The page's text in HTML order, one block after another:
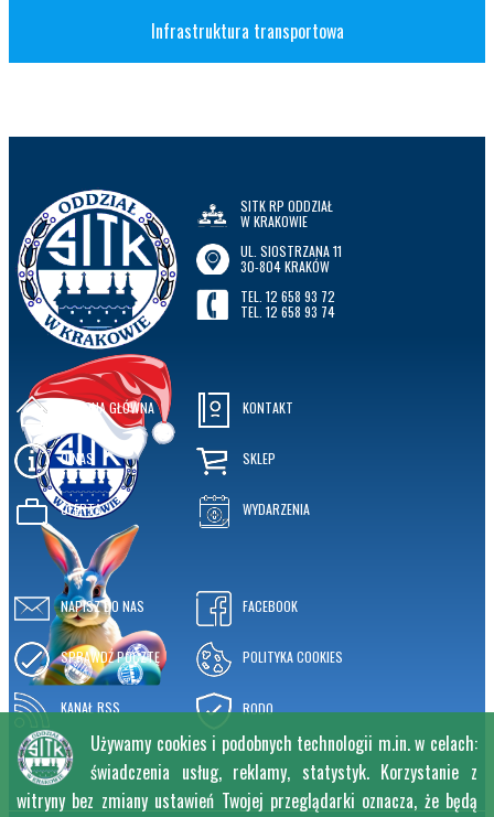
Infrastruktura transportowa
SITK RP ODDZIAŁ
W KRAKOWIE
UL. SIOSTRZANA 11
30-804 KRAKÓW
TEL. 12 658 93 72
TEL. 12 658 93 74
STRONA GŁÓWNA
O NAS
OFERTA
KONTAKT
SKLEP
WYDARZENIA
NAPISZ DO NAS
SPRAWDŹ POCZTĘ
KANAŁ RSS
FACEBOOK
POLITYKA COOKIES
RODO
Używamy cookies i podobnych technologii m.in. w celach:
świadczenia usług, reklamy, statystyk. Korzystanie z
witryny bez zmiany ustawień Twojej przeglądarki oznacza, że będą